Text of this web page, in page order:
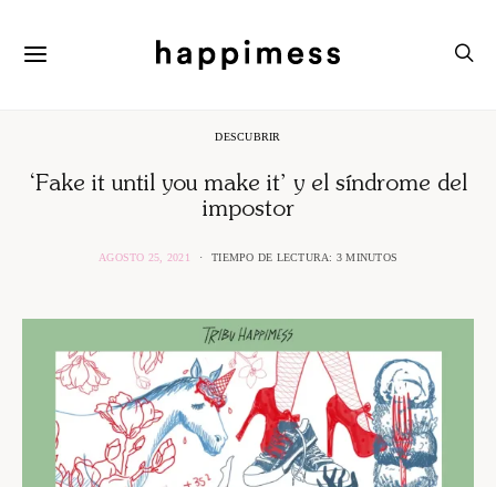
DESCUBRIR
‘Fake it until you make it’ y el síndrome del
impostor
AGOSTO 25, 2021 TIEMPO DE LECTURA: 3 MINUTOS